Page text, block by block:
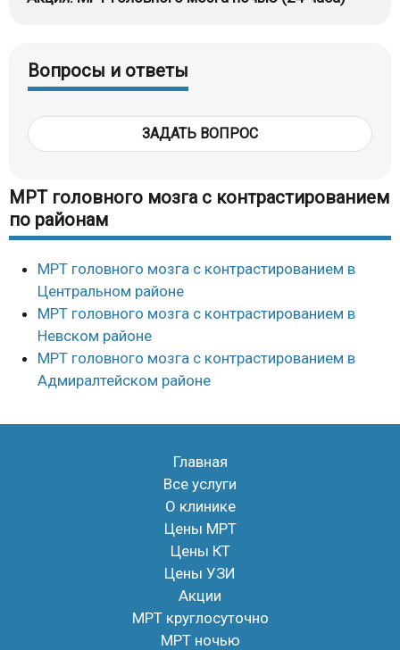
Вопросы и ответы
ЗАДАТЬ ВОПРОС
МРТ головного мозга с контрастированием
по районам
МРТ головного мозга с контрастированием в
Центральном районе
МРТ головного мозга с контрастированием в
Невском районе
МРТ головного мозга с контрастированием в
Адмиралтейском районе
Главная
Все услуги
О клинике
Цены МРТ
Цены КТ
Цены УЗИ
Акции
МРТ круглосуточно
МРТ ночью